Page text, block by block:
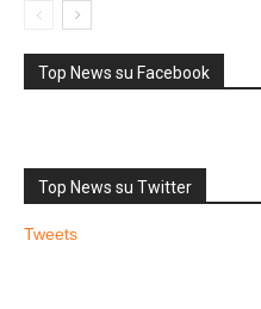
Top News su Facebook
Top News su Twitter
Tweets